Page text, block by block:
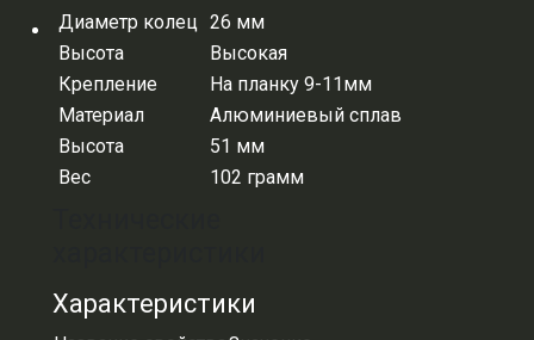
Диаметр колец 26 мм
Высота
Высокая
Крепление
На планку 9-11мм
Материал
Алюминиевый сплав
Высота
51 мм
Вес
102 грамм
Характеристики